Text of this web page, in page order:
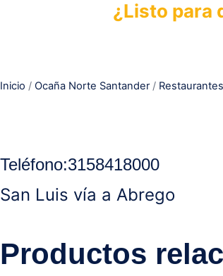
¿Listo para
Inicio / Ocaña Norte Santander/ Restaurantes
Teléfono:3158418000
San Luis vía a Abrego
Productos